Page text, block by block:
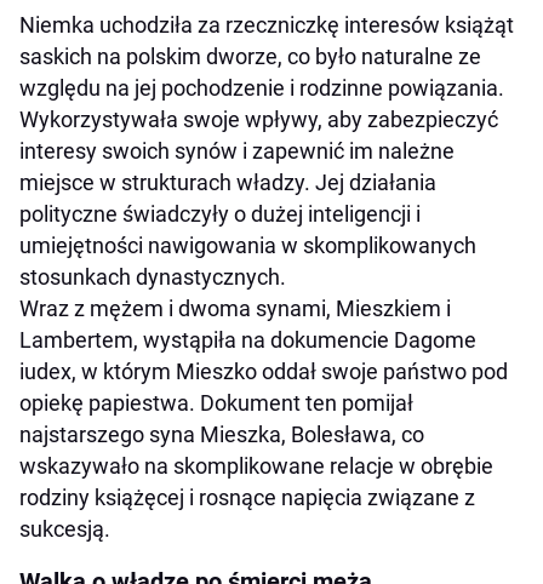
Niemka uchodziła za rzeczniczkę interesów książąt
saskich na polskim dworze, co było naturalne ze
względu na jej pochodzenie i rodzinne powiązania.
Wykorzystywała swoje wpływy, aby zabezpieczyć
interesy swoich synów i zapewnić im należne
miejsce w strukturach władzy. Jej działania
polityczne świadczyły o dużej inteligencji i
umiejętności nawigowania w skomplikowanych
stosunkach dynastycznych.
Wraz z mężem i dwoma synami, Mieszkiem i
Lambertem, wystąpiła na dokumencie Dagome
iudex, w którym Mieszko oddał swoje państwo pod
opiekę papiestwa. Dokument ten pomijał
najstarszego syna Mieszka, Bolesława, co
wskazywało na skomplikowane relacje w obrębie
rodziny książęcej i rosnące napięcia związane z
sukcesją.